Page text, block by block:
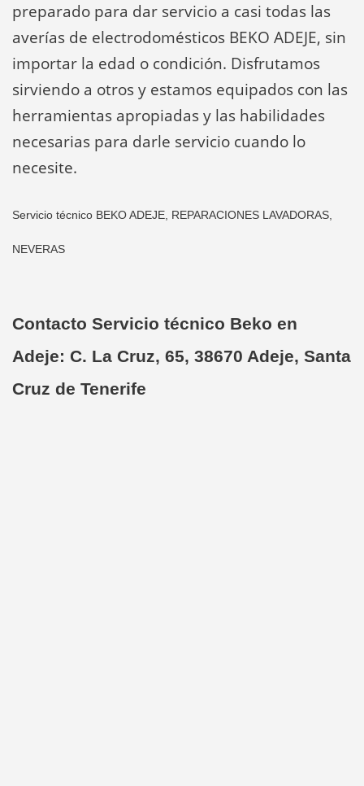
preparado para dar servicio a casi todas las
averías de electrodomésticos BEKO ADEJE, sin
importar la edad o condición. Disfrutamos
sirviendo a otros y estamos equipados con las
herramientas apropiadas y las habilidades
necesarias para darle servicio cuando lo
necesite.
Servicio técnico BEKO ADEJE, REPARACIONES LAVADORAS,
NEVERAS
Contacto Servicio técnico Beko en
Adeje: C. La Cruz, 65, 38670 Adeje, Santa
Cruz de Tenerife